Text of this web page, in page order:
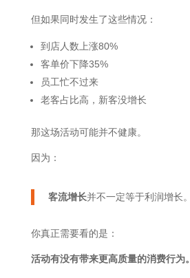
但如果同时发生了这些情况：
到店人数上涨80%
客单价下降35%
员工忙不过来
老客占比高，新客没增长
那这场活动可能并不健康。
因为：
客流增长并不一定等于利润增长。
你真正需要看的是：
活动有没有带来更高质量的消费行为。